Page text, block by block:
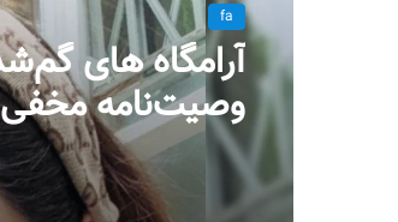
fa
آرامگاه های
وصیت‌نامه
اختصاصی با
قاجار